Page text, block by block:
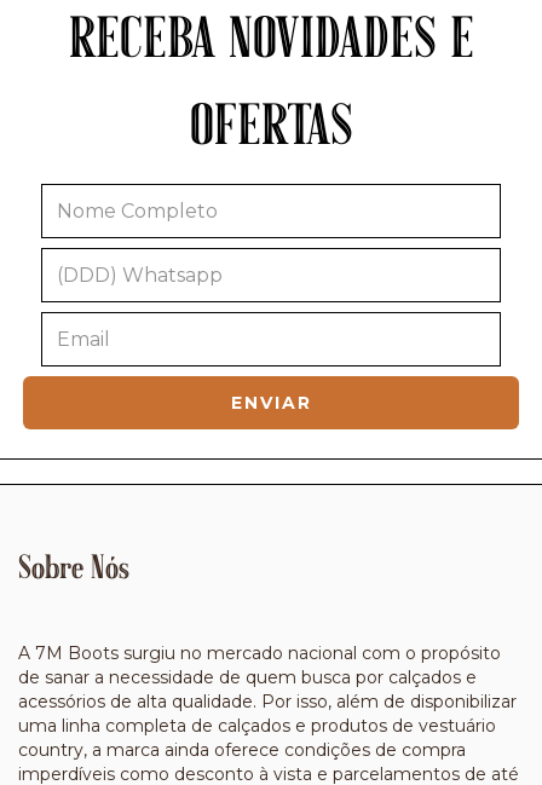
RECEBA NOVIDADES E
OFERTAS
Sobre Nós
A 7M Boots surgiu no mercado nacional com o propósito
de sanar a necessidade de quem busca por calçados e
acessórios de alta qualidade. Por isso, além de disponibilizar
uma linha completa de calçados e produtos de vestuário
country, a marca ainda oferece condições de compra
imperdíveis como desconto à vista e parcelamentos de até